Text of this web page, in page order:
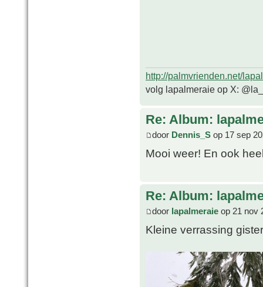
http://palmvrienden.net/
volg lapalmeraie op X:
Re: Album:
door Dennis_S op 17 sep
Mooi weer! En ook
Re: Album:
door lapalmeraie op 21 nov
Kleine verrassing